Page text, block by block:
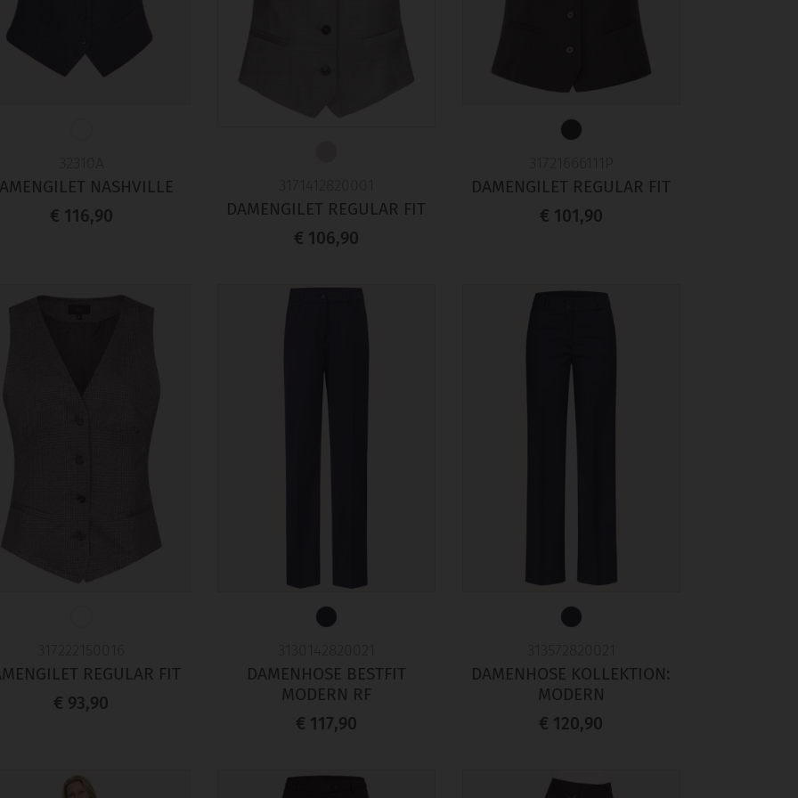
NASHVILLE
€ 116,90
DAMENGILET REGULAR FIT
€ 106,90
DAMENGILET REGULAR FIT
€ 101,90
REGULAR FIT
€ 93,90
DAMENHOSE BESTFIT
MODERN RF
€ 117,90
DAMENHOSE KOLLEKTION:
MODERN
€ 120,90